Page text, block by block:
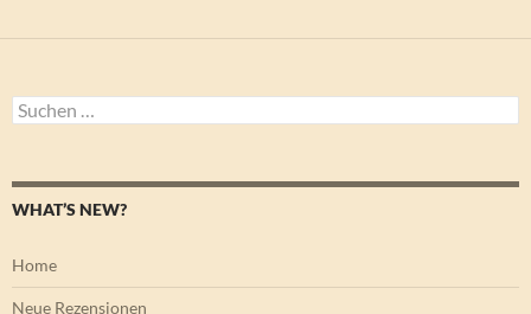
Suchen
nach:
WHAT’S NEW?
Home
Neue Rezensionen